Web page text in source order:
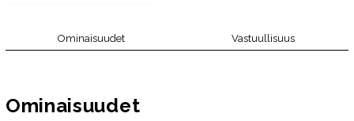
Ominaisuudet Vastuullisuus
Ominaisuudet